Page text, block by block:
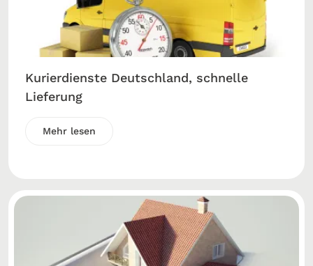
Kurierdienste Deutschland, schnelle
Lieferung
Mehr lesen